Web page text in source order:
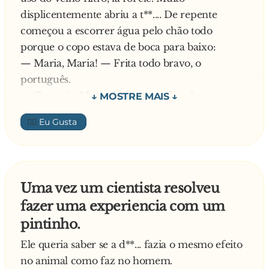
pergunta:
— O senhor deseja um café?
— Forte e fervido.
Quando o sujeito termina o café, o garçom lhe
faz algumas perguntas:
— E então, como estava o cafezinho?
— Frio, fraco, fedorento, fervido num filtro
furado, formiguinhas flutuando no fundo e
fazendo fofoca.
O garçom então decide desafiá-lo a fim de
— Qual é o seu nome?
— Fernando Fagundes Faria Filho.
— De onde o senhor vem?
— Fortaleza.
— O senhor trabalha?
displicentemente abriu a t**.... De repente
começou a escorrer água pelo chão todo
porque o copo estava de boca para baixo:
— Maria, Maria! — Frita todo bravo, o
português.
— Ora pois, Manuel, o que te afliges?
E o português mais bravo porque a mulher não
percebe o que está acontecendo:
— Onde raios tu foste arrumar um copo que
não tem boca?
Maria após examinar o copo.
Mesmo que este copo tivesse boca, ele não tem
fundo!
👍🏼
Uma vez um cientista resolveu
fazer uma experiencia com um
pintinho.
Ele queria saber se a d**... fazia o mesmo efeito
no animal como faz no homem.